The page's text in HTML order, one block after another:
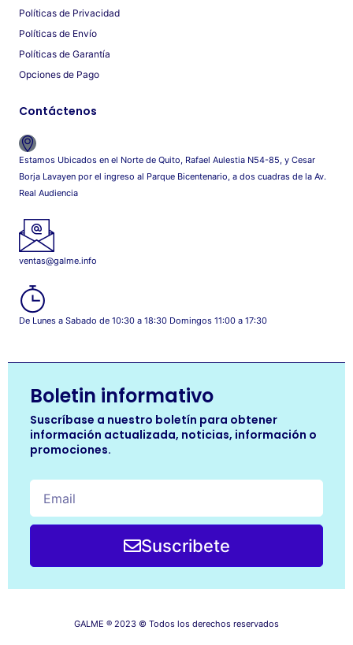
Políticas de Privacidad
Políticas de Envío
Políticas de Garantía
Opciones de Pago
Contáctenos
Estamos Ubicados en el Norte de Quito, Rafael Aulestia N54-85, y Cesar
Borja Lavayen por el ingreso al Parque Bicentenario, a dos cuadras de la Av.
Real Audiencia
ventas@galme.info
De Lunes a Sabado de 10:30 a 18:30 Domingos 11:00 a 17:30
Boletin informativo
Suscríbase a nuestro boletín para obtener
información actualizada, noticias, información o
promociones.
Suscribete
GALME ® 2023 © Todos los derechos reservados